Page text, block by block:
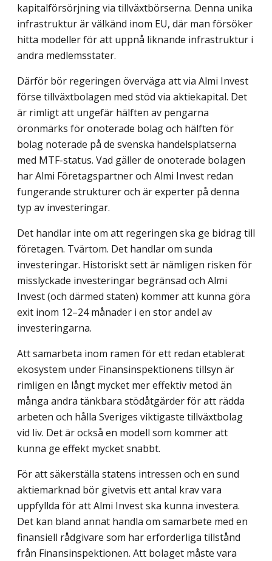
kapitalförsörjning via tillväxtbörserna. Denna unika
infrastruktur är välkänd inom EU, där man försöker
hitta modeller för att uppnå liknande infrastruktur i
andra medlemsstater.
Därför bör regeringen överväga att via Almi Invest
förse tillväxtbolagen med stöd via aktiekapital. Det
är rimligt att ungefär hälften av pengarna
öronmärks för onoterade bolag och hälften för
bolag noterade på de svenska handelsplatserna
med MTF-status. Vad gäller de onoterade bolagen
har Almi Företagspartner och Almi Invest redan
fungerande strukturer och är experter på denna
typ av investeringar.
Det handlar inte om att regeringen ska ge bidrag till
företagen. Tvärtom. Det handlar om sunda
investeringar. Historiskt sett är nämligen risken för
misslyckade investeringar begränsad och Almi
Invest (och därmed staten) kommer att kunna göra
exit inom 12–24 månader i en stor andel av
investeringarna.
Att samarbeta inom ramen för ett redan etablerat
ekosystem under Finansinspek­tionens tillsyn är
rimligen en långt mycket mer effektiv metod än
många andra tänkbara stödåtgärder för att rädda
arbeten och hålla Sveriges viktigaste tillväxtbolag
vid liv. Det är också en modell som kommer att
kunna ge effekt mycket snabbt.
För att säkerställa statens intressen och en sund
aktiemarknad bör givetvis ett antal krav vara
uppfyllda för att Almi Invest ska kunna investera.
Det kan bland annat handla om samarbete med en
finansiell rådgivare som har erforderliga tillstånd
från Finans­inspektionen. Att bolaget måste vara